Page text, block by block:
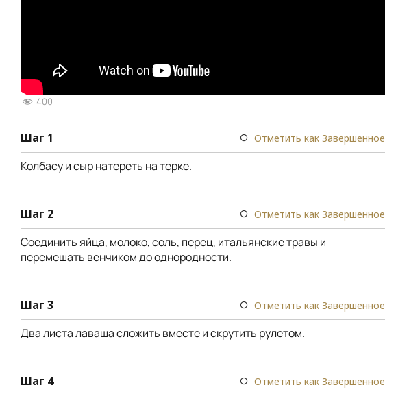
400
Шаг 1 Отметить как Завершенное
Колбасу и сыр натереть на терке.
Шаг 2 Отметить как Завершенное
Соединить яйца, молоко, соль, перец, итальянские травы и
перемешать венчиком до однородности.
Шаг 3 Отметить как Завершенное
Два листа лаваша сложить вместе и скрутить рулетом.
Шаг 4 Отметить как Завершенное